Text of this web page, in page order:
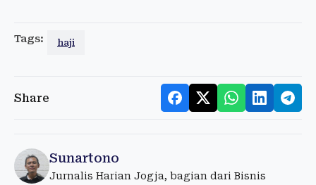
Tags: haji
Share
Sunartono
Jurnalis Harian Jogja, bagian dari Bisnis